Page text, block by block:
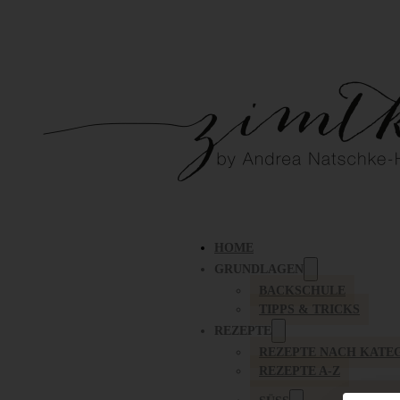
HOME
GRUNDLAGEN
BACKSCHULE
TIPPS & TRICKS
REZEPTE
REZEPTE NACH
REZEPTE A-Z